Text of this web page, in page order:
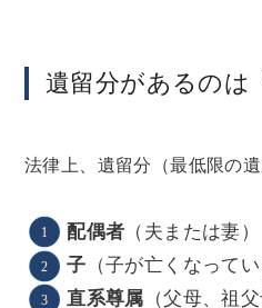
遺留分があるのは
法律上、遺留分（最低限の
配偶者 （夫または妻）
子 （子が亡くなって
直系尊属 （父母、祖